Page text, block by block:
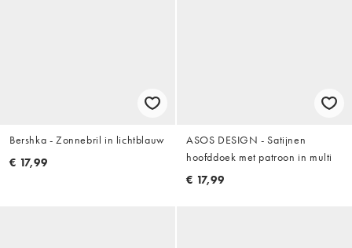
Bershka - Zonnebril in lichtblauw
€ 17,99
ASOS DESIGN - Satijnen
hoofddoek met patroon in multi
€ 17,99